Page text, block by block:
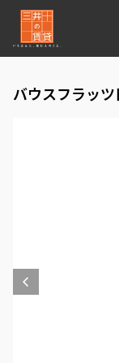
バウスフラッ